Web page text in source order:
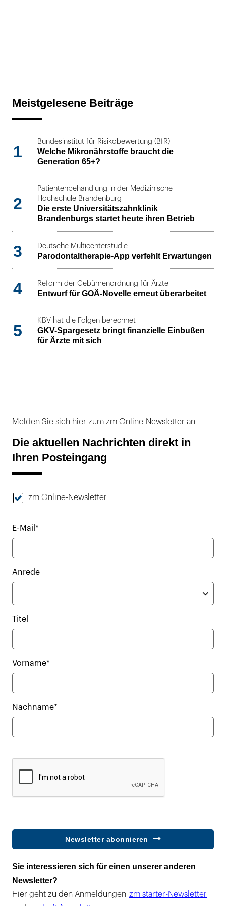
Meistgelesene Beiträge
1
Bundesinstitut für Risikobewertung (BfR)
Welche Mikronährstoffe braucht die
Generation 65+?
2
Patientenbehandlung in der Medizinische
Hochschule Brandenburg
Die erste Universitätszahnklinik
Brandenburgs startet heute ihren Betrieb
3 Deutsche Multicenterstudie
Parodontaltherapie-App verfehlt Erwartungen
4 Reform der Gebührenordnung für Ärzte
Entwurf für GOÄ-Novelle erneut überarbeitet
5
KBV hat die Folgen berechnet
GKV-Spargesetz bringt finanzielle Einbußen
für Ärzte mit sich
Melden Sie sich hier zum zm Online-Newsletter an
Die aktuellen Nachrichten direkt in
Ihren Posteingang
zm Online-Newsletter
E-Mail*
Anrede
Titel
Vorname*
Nachname*
Newsletter abonnieren
Sie interessieren sich für einen unserer anderen
Newsletter?
Hier geht zu den Anmeldungen zm starter-Newsletter